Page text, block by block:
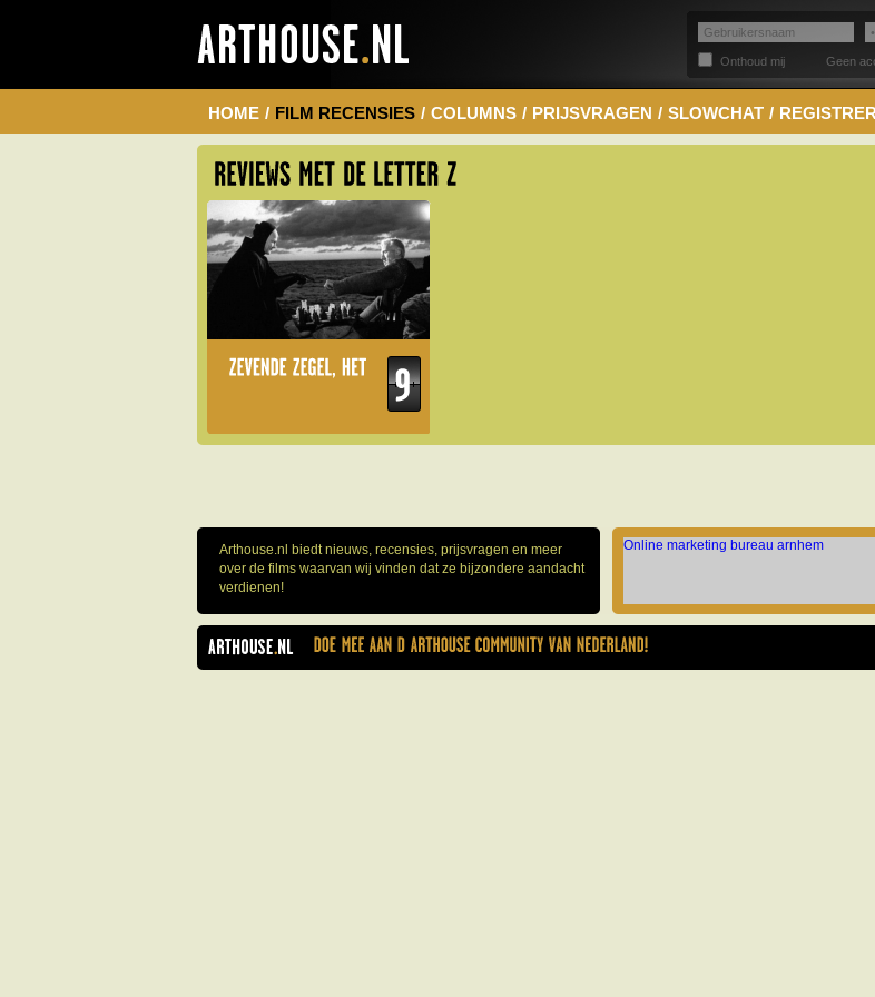
Onthoud mij Geen
HOME / FILM RECENSIES / COLUMNS / PRIJSVRAGEN / SLOWCHAT /
Arthouse.nl biedt nieuws, recensies, prijsvragen en meer
over de films waarvan wij vinden dat ze bijzondere aandacht
verdienen!
Online marketing bureau arnhem